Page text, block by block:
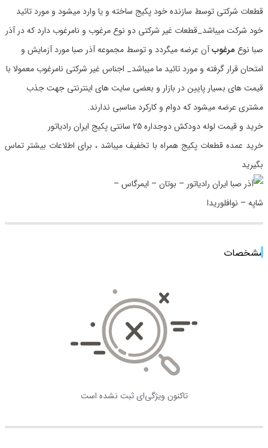
قطعات شرکتی توسط سازنده خود پکیج ساخته و یا وارد میشود و مورد تائید
خود شرکت میباشد_قطعات غیر شرکتی دو نوع مرغوب و نامرغوب دارد که در آذر
صبا نوع مرغوبآن عرضه میگردد و توسط مجموعه آذر صبا مورد آزمایش و
امتحان قرار گرفته و مورد تائید ما میباشد_ اجناس غیر شرکتی نامرغوب معمولا با
قیمت های بسیار پایین در بازار و بعضی سایت های اینترنتی جهت جذب
مشتری عرضه میشود که دوام و کارکرد مناسبی ندارند.
خرید و قیمت لوله دودکش دوجداره 25 سانتی پکیج ایران رادیاتور
خرید عمده قطعات پکیج همراه با تخفیف میباشد ، برای اطلاعات بیشتر تماس
بگیرید
مشخصات
تاکنون ویژگی‌ای ثبت نشده است